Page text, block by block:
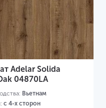
Adelar Solida
04870LA
Вьетнам
с 4-х сторон